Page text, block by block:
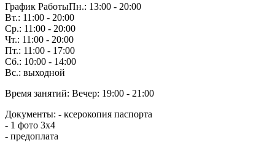
График РаботыПн.: 13:00 - 20:00
Вт.: 11:00 - 20:00
Ср.: 11:00 - 20:00
Чт.: 11:00 - 20:00
Пт.: 11:00 - 17:00
Сб.: 10:00 - 14:00
Вс.: выходной
Время занятий: Вечер: 19:00 - 21:00
Документы: - ксерокопия паспорта
- 1 фото 3х4
- предоплата